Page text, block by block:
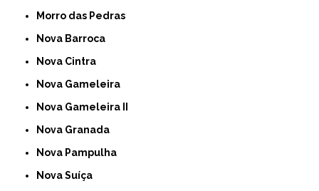
Morro das Pedras
Nova Barroca
Nova Cintra
Nova Gameleira
Nova Gameleira II
Nova Granada
Nova Pampulha
Nova Suíça